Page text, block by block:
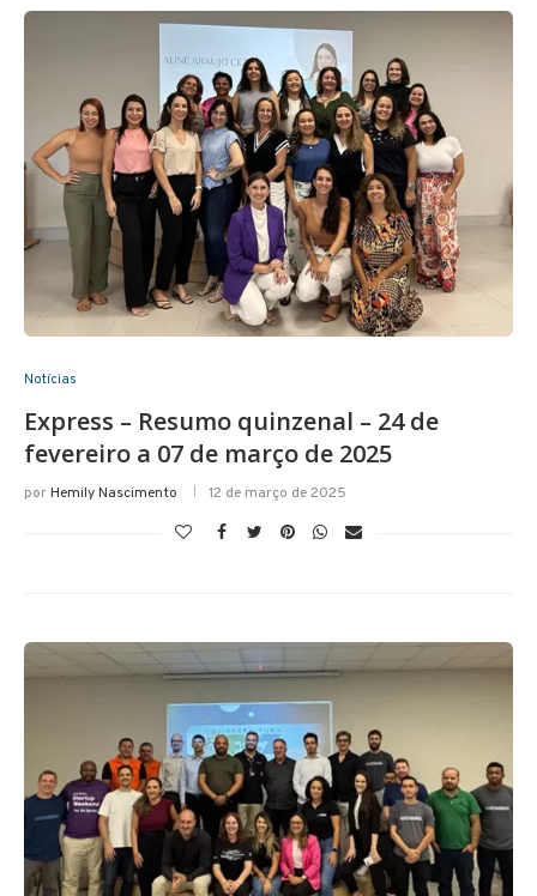
Notícias
Express – Resumo quinzenal – 24 de
fevereiro a 07 de março de 2025
porHemily Nascimento 12 de março de 2025